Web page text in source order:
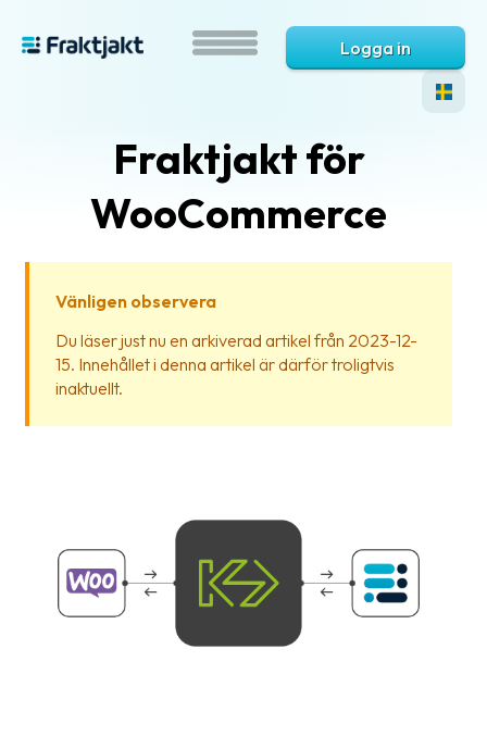
är
Fraktjakt?
Hjälp?
svar
Ordlista
Logga in
Fraktjakt för
WooCommerce
Vänligen observera
Du läser just nu en arkiverad artikel från 2023-12-
15. Innehållet i denna artikel är därför troligtvis
inaktuellt.